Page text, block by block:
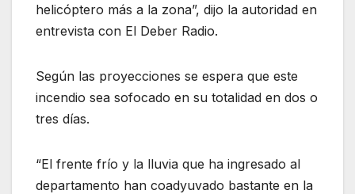
helicóptero más a la zona”, dijo la autoridad en
entrevista con El Deber Radio.
Según las proyecciones se espera que este
incendio sea sofocado en su totalidad en dos o
tres días.
“El frente frío y la lluvia que ha ingresado al
departamento han coadyuvado bastante en la